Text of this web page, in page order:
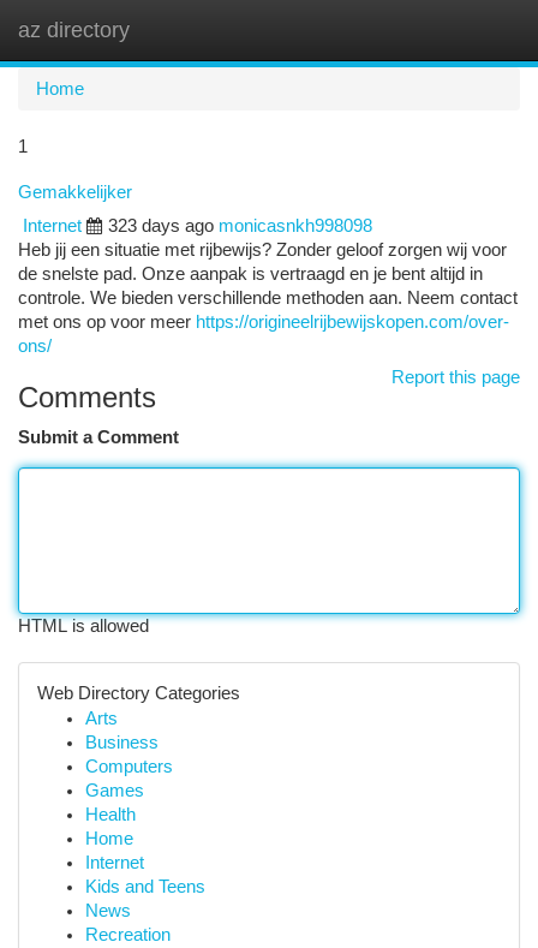
az directory
Home
1
Gemakkelijker
Internet
323 days ago monicasnkh998098
Heb jij een situatie met rijbewijs? Zonder geloof zorgen wij voor
de snelste pad. Onze aanpak is vertraagd en je bent altijd in
controle. We bieden verschillende methoden aan. Neem contact
met ons op voor meer https://origineelrijbewijskopen.com/over-
ons/
Report this page
Comments
Submit a Comment
HTML is allowed
Web Directory Categories
Arts
Business
Computers
Games
Health
Home
Internet
Kids and Teens
News
Recreation